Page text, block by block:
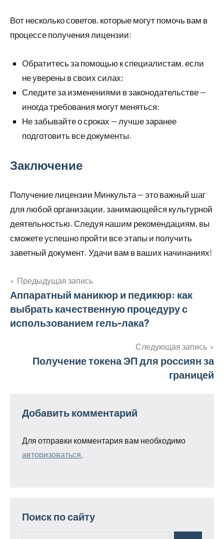
Вот несколько советов, которые могут помочь вам в
процессе получения лицензии:
Обратитесь за помощью к специалистам, если
не уверены в своих силах;
Следите за изменениями в законодательстве —
иногда требования могут меняться;
Не забывайте о сроках — лучше заранее
подготовить все документы.
Заключение
Получение лицензии Минкульта — это важный шаг
для любой организации, занимающейся культурной
деятельностью. Следуя нашим рекомендациям, вы
сможете успешно пройти все этапы и получить
заветный документ. Удачи вам в ваших начинаниях!
Навигация
по
Предыдущая запись
Аппаратный маникюр и педикюр: как
выбрать качественную процедуру с
использованием гель-лака?
Следующая запись
Получение токена ЭП для россиян за
границей
Добавить комментарий
Для отправки комментария вам необходимо
авторизоваться
Поиск по сайту